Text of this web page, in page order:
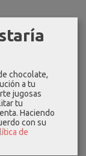
chocolate,
a tu
jugosas
tu
Haciendo
con su
de